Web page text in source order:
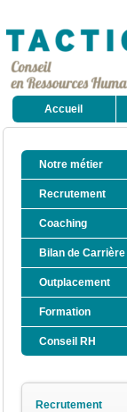
Notre métier
Recrutement
Coaching
Bilan de Carrière
Outplacement
Formation
Conseil RH
Recrutement
Accueil